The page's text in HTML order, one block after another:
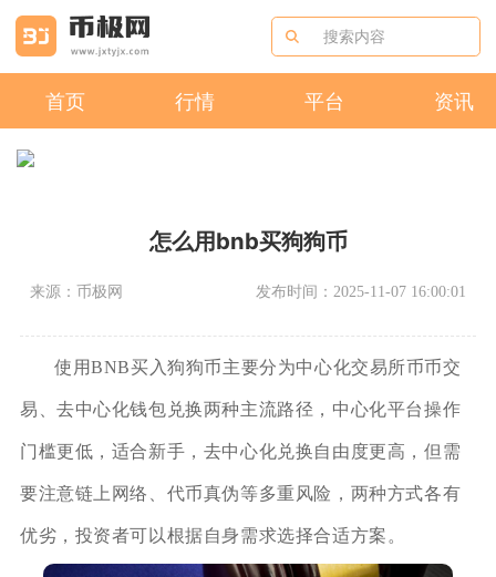
首页 行情 平台 资讯
怎么用bnb买狗狗币
来源：币极网 发布时间：2025-11-07 16:00:01
使用BNB买入狗狗币主要分为中心化交易所币币交
易、去中心化钱包兑换两种主流路径，中心化平台操作
门槛更低，适合新手，去中心化兑换自由度更高，但需
要注意链上网络、代币真伪等多重风险，两种方式各有
优劣，投资者可以根据自身需求选择合适方案。